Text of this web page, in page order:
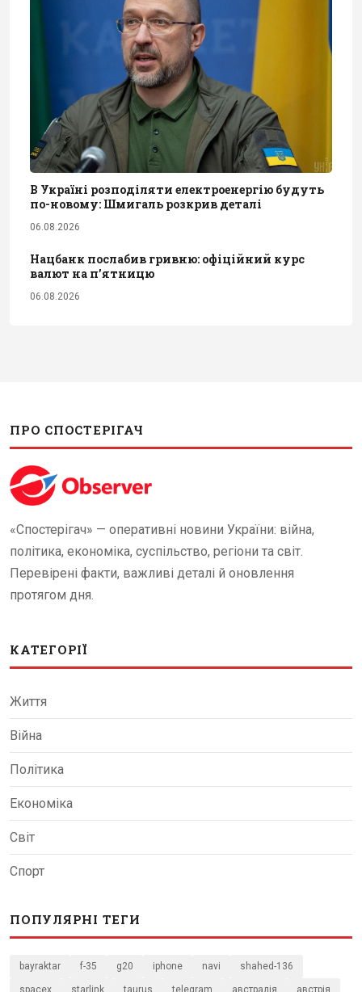
В Україні розподіляти електроенергію будуть
по-новому: Шмигаль розкрив деталі
06.08.2026
Нацбанк послабив гривню: офіційний курс
валют на п’ятницю
06.08.2026
ПРО СПОСТЕРІГАЧ
«Спостерігач» — оперативні новини України: війна,
політика, економіка, суспільство, регіони та світ.
Перевірені факти, важливі деталі й оновлення
протягом дня.
КАТЕГОРІЇ
Життя
Війна
Політика
Економіка
Світ
Спорт
ПОПУЛЯРНІ ТЕГИ
bayraktar f-35 g20 iphone navi shahed-136